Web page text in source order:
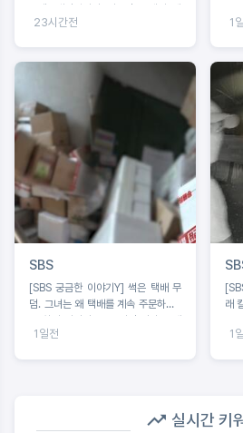
고백! 배정남마저 사로잡은 네일 케
어?!
23시간전
은
브
1
SBS
[SBS 궁금한 이야기Y] 썩은 택배 무
덤. 그녀는 왜 택배를 계속 주문하나 /
우리 집을 노렸나
1일전
래
1
실시간 키